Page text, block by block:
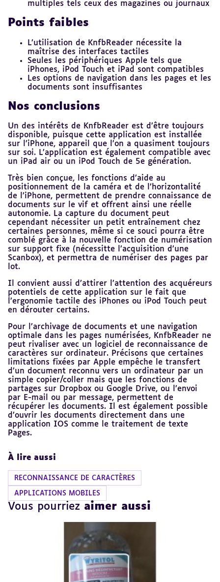
multiples tels ceux des magazines ou journaux
Points faibles
L’utilisation de KnfbReader nécessite la
maîtrise des interfaces tactiles
Seules les périphériques Apple tels que
iPhones, iPod Touch et iPad sont compatibles
Les options de navigation dans les pages et les
documents sont insuffisantes
Nos conclusions
Un des intérêts de KnfbReader est d’être toujours
disponible, puisque cette application est installée
sur l’iPhone, appareil que l’on a quasiment toujours
sur soi. L’application est également compatible avec
un iPad air ou un iPod Touch de 5e génération.
Très bien conçue, les fonctions d’aide au
positionnement de la caméra et de l’horizontalité
de l’iPhone, permettent de prendre connaissance de
documents sur le vif et offrent ainsi une réelle
autonomie. La capture du document peut
cependant nécessiter un petit entraînement chez
certaines personnes, même si ce souci pourra être
comblé grâce à la nouvelle fonction de numérisation
sur support fixe (nécessitte l’acquisition d’une
Scanbox), et permettra de numériser des pages par
lot.
Il convient aussi d’attirer l’attention des acquéreurs
potentiels de cette application sur le fait que
l’ergonomie tactile des iPhones ou iPod Touch peut
en dérouter certains.
Pour l’archivage de documents et une navigation
optimale dans les pages numérisées, KnfbReader ne
peut rivaliser avec un logiciel de reconnaissance de
caractères sur ordinateur. Précisons que certaines
limitations fixées par Apple empêche le transfert
d’un document reconnu vers un ordinateur par un
simple copier/coller mais que les fonctions de
partages sur Dropbox ou Google Drive, ou l’envoi
par E-mail ou par message, permettent de
récupérer les documents. Il est également possible
d’ouvrir les documents directement dans une
application IOS comme le traitement de texte
Pages.
À lire aussi
RECONNAISSANCE DE CARACTÈRES
APPLICATIONS MOBILES
Vous pourriez aimer aussi